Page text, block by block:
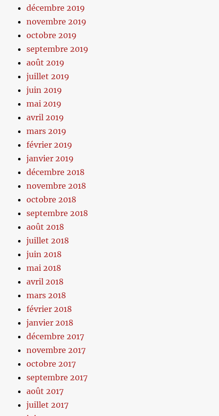
décembre 2019
novembre 2019
octobre 2019
septembre 2019
août 2019
juillet 2019
juin 2019
mai 2019
avril 2019
mars 2019
février 2019
janvier 2019
décembre 2018
novembre 2018
octobre 2018
septembre 2018
août 2018
juillet 2018
juin 2018
mai 2018
avril 2018
mars 2018
février 2018
janvier 2018
décembre 2017
novembre 2017
octobre 2017
septembre 2017
août 2017
juillet 2017